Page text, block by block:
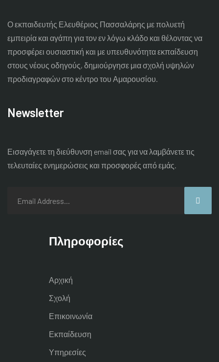
Ο εκπαιδευτής Ελευθέριος Πασσαλάρης με πολυετή
εμπειρία και αγάπη για τον εν λόγω κλάδο και θέλοντας να
προσφέρει ουσιαστική και με υπευθυνότητα εκπαίδευση
στους νέους οδηγούς, δημιούργησε μια σχολή υψηλών
προδιαγραφών στο κέντρο του Αμαρουσίου.
Newsletter
Εισαγάγετε τη διεύθυνση email σας για να λαμβάνετε τις
τελευταίες ενημερώσεις και προσφορές από εμάς.
Πληροφορίες
Αρχική
Σχολή
Επικοινωνία
Εκπαίδευση
Υπηρεσίες